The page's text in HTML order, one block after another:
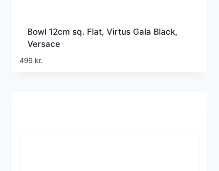
Bowl 12cm sq. Flat, Virtus Gala Black,
Versace
499 kr.